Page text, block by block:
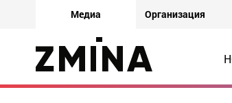
Медиа Организация